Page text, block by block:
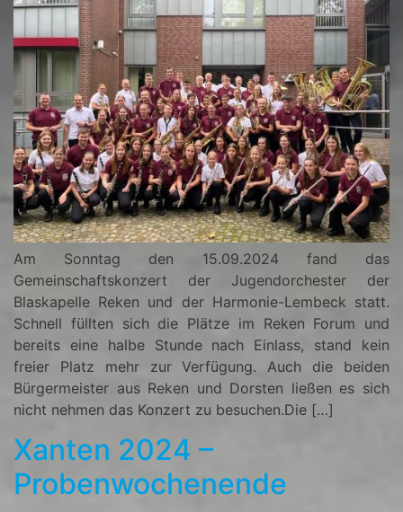
Am Sonntag den 15.09.2024 fand das
Gemeinschaftskonzert der Jugendorchester der
Blaskapelle Reken und der Harmonie-Lembeck statt.
Schnell füllten sich die Plätze im Reken Forum und
bereits eine halbe Stunde nach Einlass, stand kein
freier Platz mehr zur Verfügung. Auch die beiden
Bürgermeister aus Reken und Dorsten ließen es sich
nicht nehmen das Konzert zu besuchen.Die […]
Xanten 2024 –
Probenwochenende